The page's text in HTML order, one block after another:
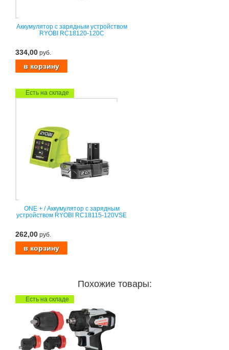
Аккумулятор c зарядным устройством
RYOBI RC18120-120C
334,00 руб.
Есть на складе
ONE + / Аккумулятор с зарядным
устройством RYOBI RC18115-120VSE
262,00 руб.
Похожие товары:
Есть на складе